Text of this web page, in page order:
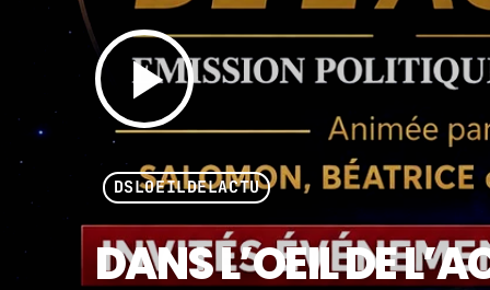
play_arrow
DSLOEILDELACTU
DANS L’OEIL DE